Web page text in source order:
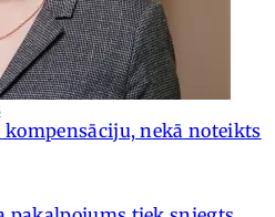
nekā noteikts